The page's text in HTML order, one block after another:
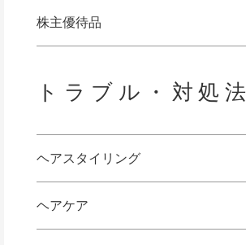
株主優待品
トラブル・対処法
ヘアスタイリング
ヘアケア